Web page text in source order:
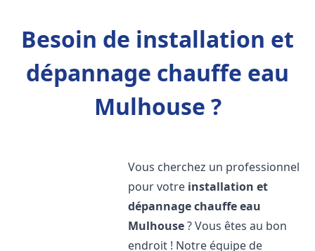
Besoin de installation et
dépannage chauffe eau
Mulhouse ?
Vous cherchez un professionnel
pour votre installation et
dépannage chauffe eau
Mulhouse? Vous êtes au bon
endroit ! Notre équipe de